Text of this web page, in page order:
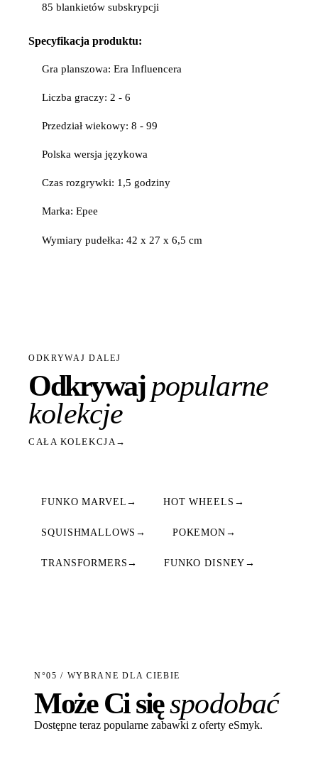
85 blankietów subskrypcji
Specyfikacja produktu:
Gra planszowa: Era Influencera
Liczba graczy: 2 - 6
Przedział wiekowy: 8 - 99
Polska wersja językowa
Czas rozgrywki: 1,5 godziny
Marka: Epee
Wymiary pudełka: 42 x 27 x 6,5 cm
ODKRYWAJ DALEJ
Odkrywajpopularne
kolekcje
CAŁA KOLEKCJA →
FUNKO MARVEL → HOT WHEELS →
SQUISHMALLOWS → POKEMON →
TRANSFORMERS → FUNKO DISNEY →
N°05 / WYBRANE DLA CIEBIE
Może Ci sięspodobać
Dostępne teraz popularne zabawki z oferty eSmyk.